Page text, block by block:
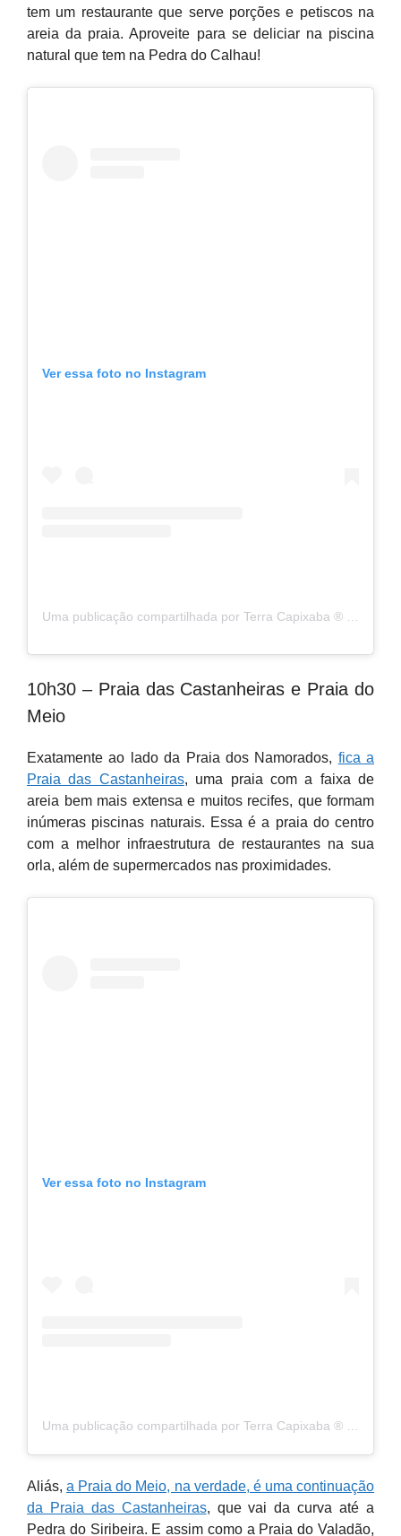
tem um restaurante que serve porções e petiscos na
areia da praia. Aproveite para se deliciar na piscina
natural que tem na Pedra do Calhau!
Ver essa foto no Instagram
10h30 – Praia das Castanheiras e Praia do
Meio
Exatamente ao lado da Praia dos Namorados, fica a
Praia das Castanheiras, uma praia com a faixa de
areia bem mais extensa e muitos recifes, que formam
inúmeras piscinas naturais. Essa é a praia do centro
com a melhor infraestrutura de restaurantes na sua
orla, além de supermercados nas proximidades.
Ver essa foto no Instagram
Aliás,a Praia do Meio, na verdade, é uma continuação
da Praia das Castanheiras, que vai da curva até a
Pedra do Siribeira. E assim como a Praia do Valadão,